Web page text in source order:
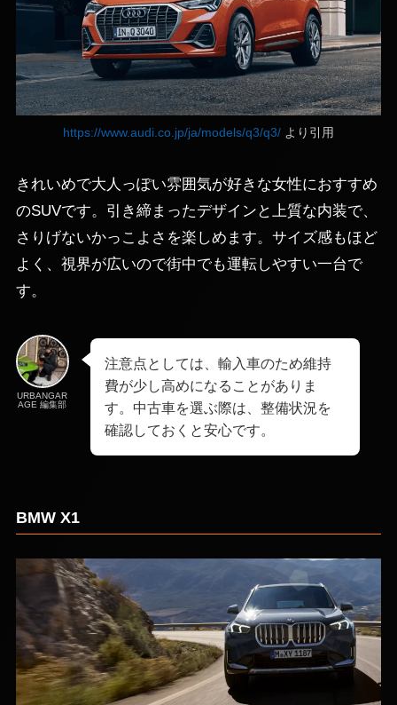
https://www.audi.co.jp/ja/models/q3/q3/ より引用
きれいめで大人っぽい雰囲気が好きな女性におすすめ
のSUVです。引き締まったデザインと上質な内装で、
さりげないかっこよさを楽しめます。サイズ感もほど
よく、視界が広いので街中でも運転しやすい一台で
す。
URBANGAR
AGE 編集部
注意点としては、輸入車のため維持
費が少し高めになることがありま
す。中古車を選ぶ際は、整備状況を
確認しておくと安心です。
BMW X1